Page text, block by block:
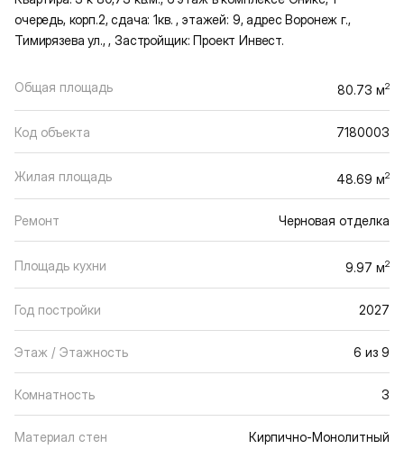
очередь, корп.2, сдача: 1кв. , этажей: 9, адрес Воронеж г.,
Тимирязева ул., , Застройщик: Проект Инвест.
Общая площадь 80.73 м2
Код объекта 7180003
Жилая площадь 48.69 м2
Ремонт Черновая отделка
Площадь кухни 9.97 м2
Год постройки 2027
Этаж / Этажность 6 из 9
Комнатность 3
Материал стен Кирпично-Монолитный